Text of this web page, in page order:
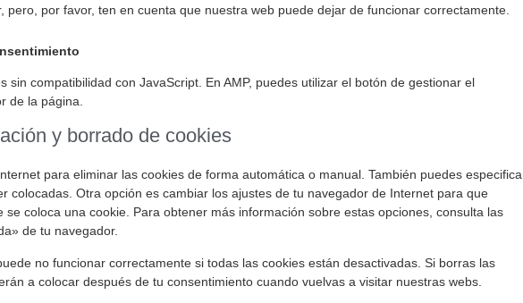
pero, por favor, ten en cuenta que nuestra web puede dejar de funcionar correctamente.
sin compatibilidad con JavaScript. En AMP, puedes utilizar el botón de gestionar el
de la página.
y borrado de cookies
para eliminar las cookies de forma automática o manual. También puedes
colocadas. Otra opción es cambiar los ajustes de tu navegador de Internet para que
se coloca una cookie. Para obtener más información sobre estas opciones, consulta las
de tu navegador.
no funcionar correctamente si todas las cookies están desactivadas. Si borras las
a colocar después de tu consentimiento cuando vuelvas a visitar nuestras webs.